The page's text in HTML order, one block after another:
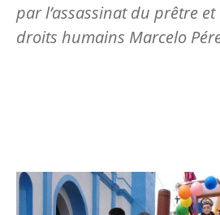
par l’assassinat du prêtre
droits humains Marcelo
Image